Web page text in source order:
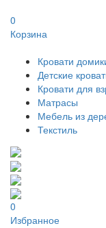
0
Корзина
Кровати
Детские
Кровати для
Матрасы
Мебель из
Текстиль
0
Избранное